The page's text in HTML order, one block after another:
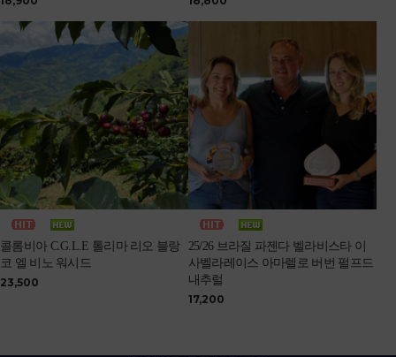
콜롬비아 C.G.L.E 톨리마 리오 블랑
코 엘 비노 워시드
23,500
25/26 브라질 파젠다 벨라비스타 이
사벨라레이스 아마렐로 버번 펄프드
내추럴
17,200